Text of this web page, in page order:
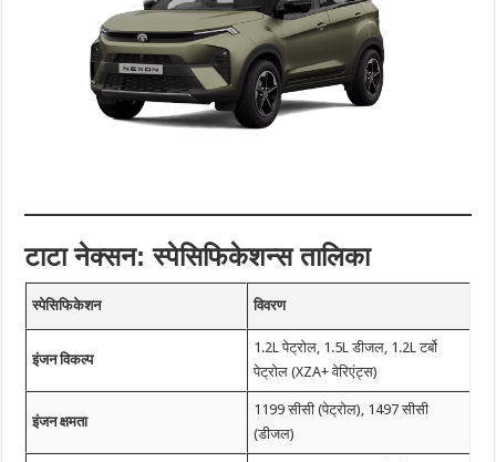
टाटा नेक्सन: स्पेसिफिकेशन्स तालिका
स्पेसिफिकेशन विवरण
इंजन विकल्प
1.2L पेट्रोल, 1.5L डीजल, 1.2L टर्बो
पेट्रोल (XZA+ वेरिएंट्स)
इंजन क्षमता
1199 सीसी (पेट्रोल), 1497 सीसी
(डीजल)